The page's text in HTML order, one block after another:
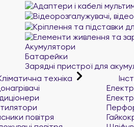
Акумулятори
Батарейки
Зарядні пристрої для
техніка
повітря